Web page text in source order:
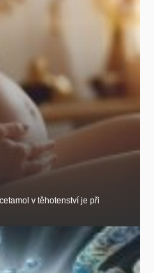
v těhotenství je při